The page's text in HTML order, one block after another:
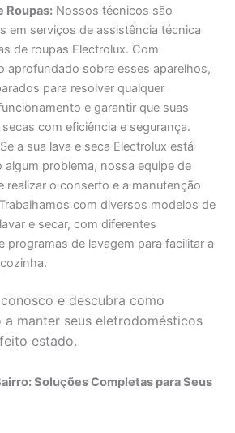
Roupas: Nossos técnicos são
em serviços de assistência técnica
de roupas Electrolux. Com
aprofundado sobre esses aparelhos,
para resolver qualquer
e garantir que suas
com eficiência e segurança.
Se a sua lava e seca Electrolux está
algum problema, nossa equipe de
realizar o conserto e a manutenção
com diversos modelos de
e secar, com diferentes
programas de lavagem para facilitar a
e descubra como
manter seus eletrodomésticos
estado.
Soluções Completas para Seus